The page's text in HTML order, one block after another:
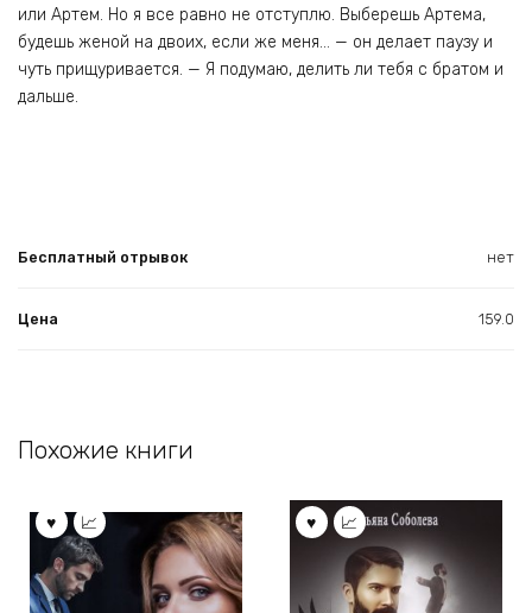
или Артем. Но я все равно не отступлю. Выберешь Артема,
будешь женой на двоих, если же меня… — он делает паузу и
чуть прищуривается. — Я подумаю, делить ли тебя с братом и
дальше.
Бесплатный отрывок нет
Цена 159.0
Похожие книги